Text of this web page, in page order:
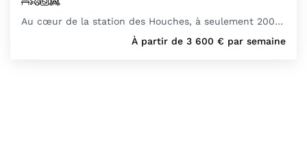
Au cœur de la station des Houches, à seulement 200…
À partir de 3 600 € par semaine